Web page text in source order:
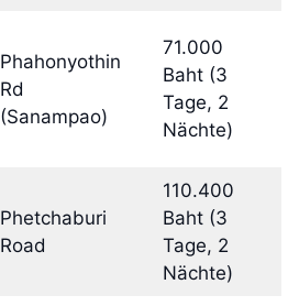
Phahonyothin
Rd
(Sanampao)
71.000
Baht (3
Tage, 2
Nächte)
Phetchaburi
Road
110.400
Baht (3
Tage, 2
Nächte)